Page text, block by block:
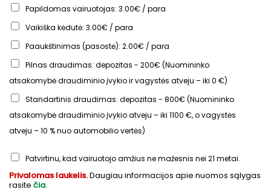
Papildomas vairuotojas: 3.00€ / para
Vaikiška kėdutė: 3.00€ / para
Paaukštinimas (pasostė): 2.00€ / para
Pilnas draudimas: depozitas - 200€ (Nuomininko
atsakomybė draudiminio įvykio ir vagystės atveju – iki 0 €)
Standartinis draudimas: depozitas - 800€ (Nuomininko
atsakomybė draudiminio įvykio atveju – iki 1100 €, o vagystės
atveju – 10 % nuo automobilio vertės)
Patvirtinu, kad vairuotojo amžius ne mažesnis nei 21 metai.
Privalomas laukelis.Daugiau informacijos apie nuomos sąlygas
rasite čia.